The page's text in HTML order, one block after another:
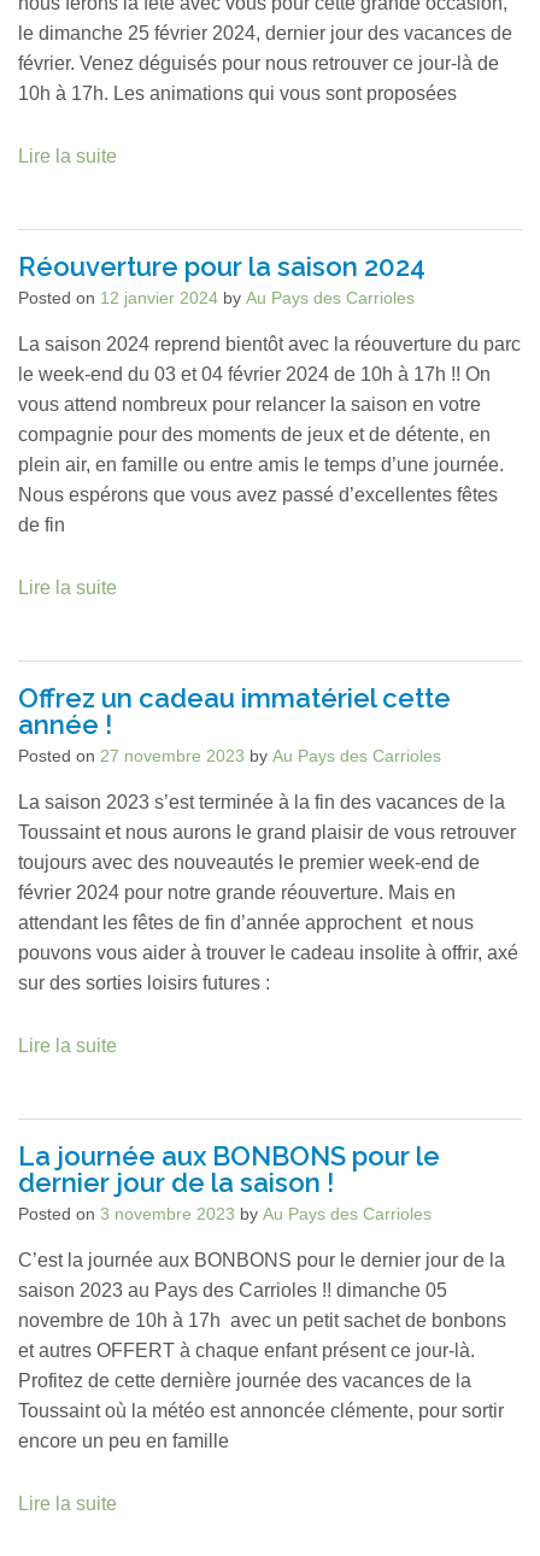
le dimanche 25 février 2024, dernier jour des vacances de
février. Venez déguisés pour nous retrouver ce jour-là de
10h à 17h. Les animations qui vous sont proposées
Lire la suite
Réouverture pour la saison 2024
Posted on 12 janvier 2024 by Au Pays des Carrioles
La saison 2024 reprend bientôt avec la réouverture du parc
le week-end du 03 et 04 février 2024 de 10h à 17h !! On
vous attend nombreux pour relancer la saison en votre
compagnie pour des moments de jeux et de détente, en
plein air, en famille ou entre amis le temps d’une journée.
Nous espérons que vous avez passé d’excellentes fêtes
de fin
Lire la suite
Offrez un cadeau immatériel cette
année !
Posted on 27 novembre 2023 by Au Pays des Carrioles
La saison 2023 s’est terminée à la fin des vacances de la
Toussaint et nous aurons le grand plaisir de vous retrouver
toujours avec des nouveautés le premier week-end de
février 2024 pour notre grande réouverture. Mais en
attendant les fêtes de fin d’année approchent et nous
pouvons vous aider à trouver le cadeau insolite à offrir, axé
sur des sorties loisirs futures :
Lire la suite
La journée aux BONBONS pour le
dernier jour de la saison !
Posted on 3 novembre 2023 by Au Pays des Carrioles
C’est la journée aux BONBONS pour le dernier jour de la
saison 2023 au Pays des Carrioles !! dimanche 05
novembre de 10h à 17h avec un petit sachet de bonbons
et autres OFFERT à chaque enfant présent ce jour-là.
Profitez de cette dernière journée des vacances de la
Toussaint où la météo est annoncée clémente, pour sortir
encore un peu en famille
Lire la suite